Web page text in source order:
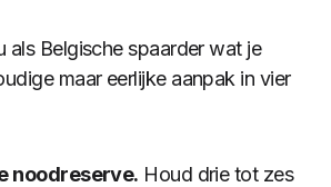
als Belgische spaarder wat je
maar eerlijke aanpak in vier
noodreserve. Houd drie tot zes